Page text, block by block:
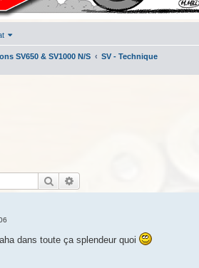
SV650 & SV1000 N/S SV - Technique
Rechercher
dans toute ça splendeur quoi